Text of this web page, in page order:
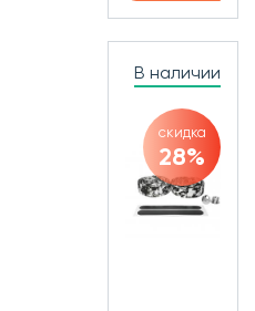
В наличии
скидка
28%